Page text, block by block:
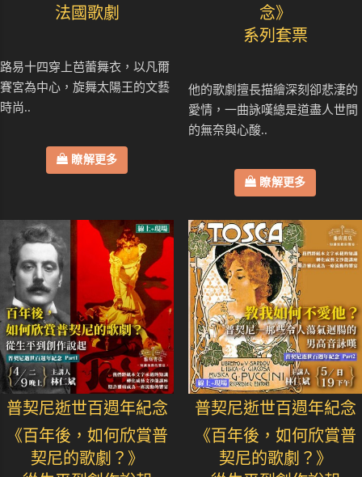
法國歌劇
路易十四穿上芭蕾舞衣，以凡爾
賽宮為中心，旋舞太陽王的文藝
時尚..
瞭解更多
念》
系列套票
他的歌劇擅長描繪深刻卻悲淒的
愛情，一曲詠嘆總是道盡人世間
的無奈與心酸..
瞭解更多
普契尼逝世百週年紀念
《百年後，如何欣賞普
契尼的歌劇？》
普契尼逝世百週年紀念
《百年後，如何欣賞普
契尼的歌劇？》